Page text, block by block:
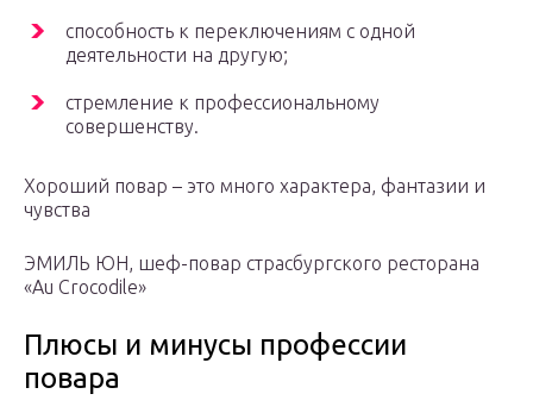
способность к переключениям с одной
деятельности на другую;
стремление к профессиональному
совершенству.
Хороший повар – это много характера, фантазии и
чувства
ЭМИЛЬ ЮН, шеф-повар страсбургского ресторана
«Au Crocodile»
Плюсы и минусы профессии
повара